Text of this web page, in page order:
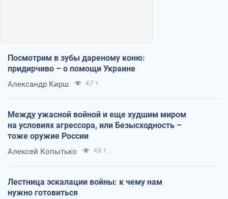
Посмотрим в зубы дареному коню:
придирчиво – о помощи Украине
Александр Кирш 4,7 т.
Между ужасной войной и еще худшим миром
на условиях агрессора, или Безысходность –
тоже оружие России
Алексей Копытько 4,6 т.
Лестница эскалации войны: к чему нам
нужно готовиться